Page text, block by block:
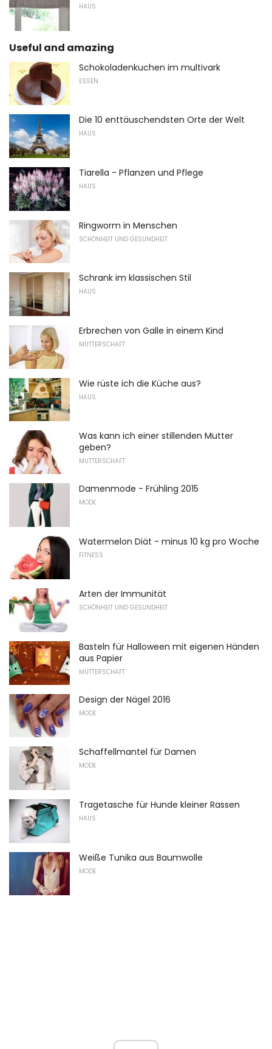
HAUS
Useful and amazing
Schokoladenkuchen im multivark
ESSEN
Die 10 enttäuschendsten Orte der Welt
HAUS
Tiarella - Pflanzen und Pflege
HAUS
Ringworm in Menschen
SCHÖNHEIT UND GESUNDHEIT
Schrank im klassischen Stil
HAUS
Erbrechen von Galle in einem Kind
MUTTERSCHAFT
Wie rüste ich die Küche aus?
HAUS
Was kann ich einer stillenden Mutter
geben?
MUTTERSCHAFT
Damenmode - Frühling 2015
MODE
Watermelon Diät - minus 10 kg pro Woche
FITNESS
Arten der Immunität
SCHÖNHEIT UND GESUNDHEIT
Basteln für Halloween mit eigenen Händen
aus Papier
MUTTERSCHAFT
Design der Nägel 2016
MODE
Schaffellmantel für Damen
MODE
Tragetasche für Hunde kleiner Rassen
HAUS
Weiße Tunika aus Baumwolle
MODE